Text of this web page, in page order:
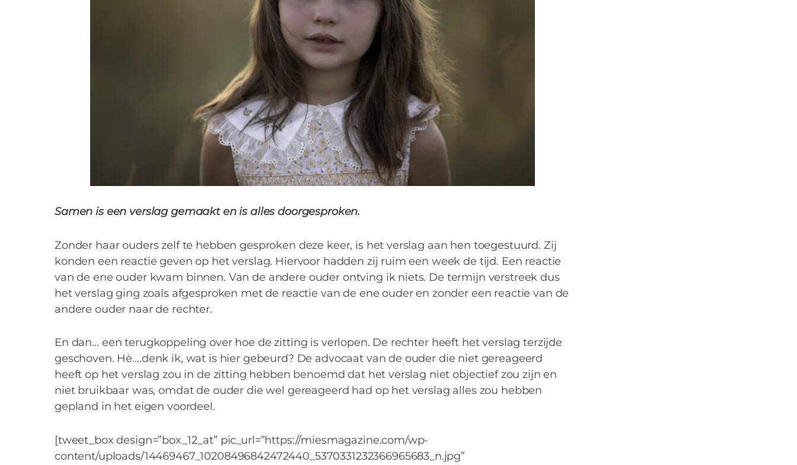
Samen is een verslag gemaakt en is alles doorgesproken.
Zonder haar ouders zelf te hebben gesproken deze keer, is het verslag aan hen toegestuurd. Zij
konden een reactie geven op het verslag. Hiervoor hadden zij ruim een week de tijd. Een reactie
van de ene ouder kwam binnen. Van de andere ouder ontving ik niets. De termijn verstreek dus
het verslag ging zoals afgesproken met de reactie van de ene ouder en zonder een reactie van de
andere ouder naar de rechter.
En dan… een terugkoppeling over hoe de zitting is verlopen. De rechter heeft het verslag terzijde
geschoven. Hè….denk ik, wat is hier gebeurd? De advocaat van de ouder die niet gereageerd
heeft op het verslag zou in de zitting hebben benoemd dat het verslag niet objectief zou zijn en
niet bruikbaar was, omdat de ouder die wel gereageerd had op het verslag alles zou hebben
gepland in het eigen voordeel.
[tweet_box design=”box_12_at” pic_url=”https://miesmagazine.com/wp-
content/uploads/14469467_10208496842472440_5370331232366965683_n.jpg”